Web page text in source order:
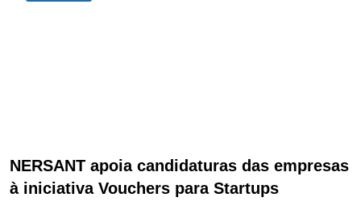
NERSANT apoia candidaturas das empresas
à iniciativa Vouchers para Startups